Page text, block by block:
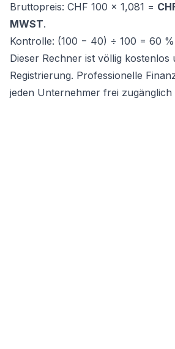
Bruttopreis: CHF 100 × 1,081 =
MWST.
Kontrolle: (100 − 40) ÷ 100 = 60
Dieser Rechner ist völlig
Registrierung. Professionelle
jeden Unternehmer frei zugänglich